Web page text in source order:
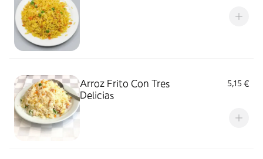
Arroz Frito Con Tres
Delicias
5,15 €